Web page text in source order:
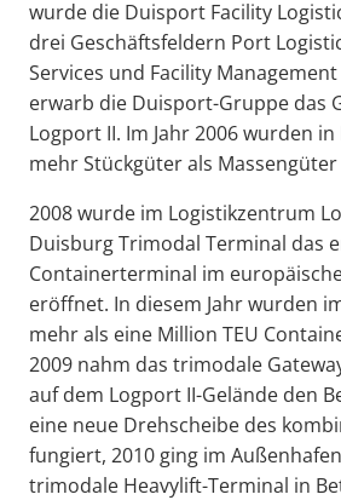
wurde die Duisport Facility
drei Geschäftsfeldern Port
Services und Facility
erwarb die Duisport-Gruppe das
Logport II. Im Jahr 2006 wurden
mehr Stückgüter als
2008 wurde im Logistikzentrum
Duisburg Trimodal Terminal das
Containerterminal im
eröffnet. In diesem Jahr wurden
mehr als eine Million TEU
2009 nahm das trimodale
auf dem Logport II-Gelände den
eine neue Drehscheibe des
fungiert, 2010 ging im
trimodale Heavylift-Terminal in